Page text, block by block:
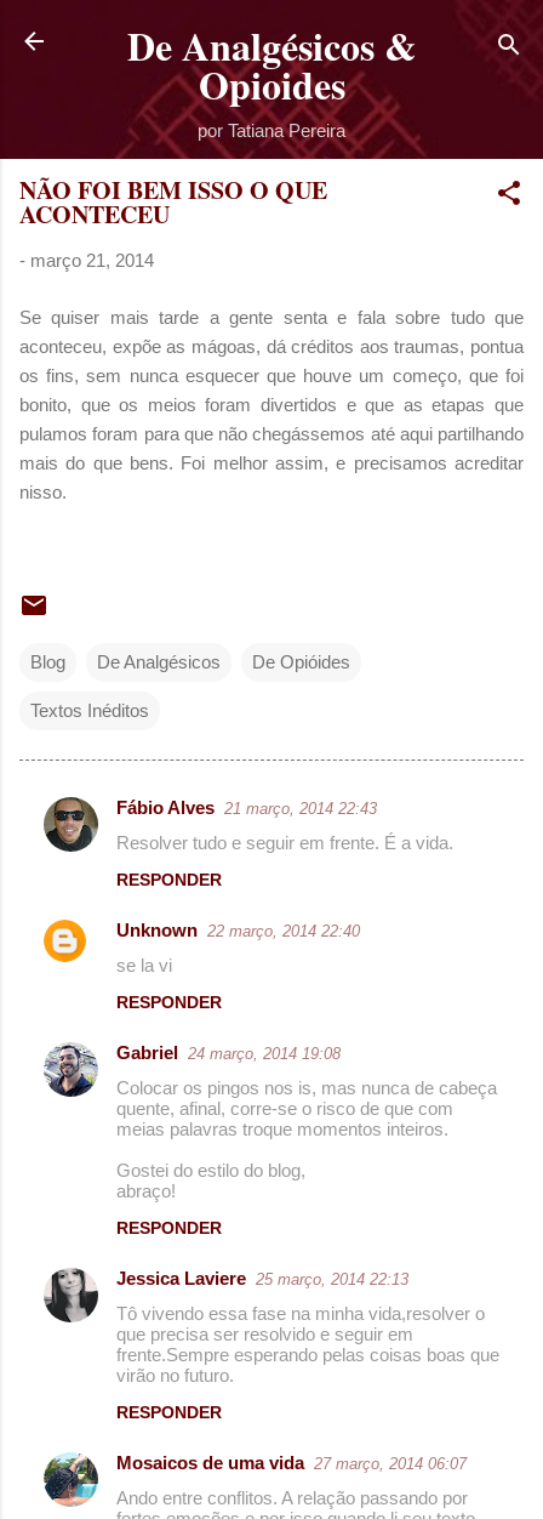
Pular para o conteúdo principal
De Analgésicos &
Opioides
por Tatiana Pereira
NÃO FOI BEM ISSO O QUE
ACONTECEU
- março 21, 2014
Se quiser mais tarde a gente senta e fala sobre tudo que
aconteceu, expõe as mágoas, dá créditos aos traumas, pontua
os fins, sem nunca esquecer que houve um começo, que foi
bonito, que os meios foram divertidos e que as etapas que
pulamos foram para que não chegássemos até aqui partilhando
mais do que bens. Foi melhor assim, e precisamos acreditar
nisso.
Blog De Analgésicos De Opióides
Textos Inéditos
C
e
n
r
Fábio Alves 21 março, 2014 22:43
Resolver tudo e seguir em frente. É a vida.
RESPONDER
Unknown 22 março, 2014 22:40
se la vi
RESPONDER
Gabriel 24 março, 2014 19:08
Colocar os pingos nos is, mas nunca de cabeça
quente, afinal, corre-se o risco de que com
meias palavras troque momentos inteiros.
Gostei do estilo do blog,
abraço!
RESPONDER
Jessica Laviere 25 março, 2014 22:13
Tô vivendo essa fase na minha vida,resolver o
que precisa ser resolvido e seguir em
frente.Sempre esperando pelas coisas boas que
virão no futuro.
RESPONDER
Mosaicos de uma vida 27 março, 2014 06:07
Ando entre conflitos. A relação passando por